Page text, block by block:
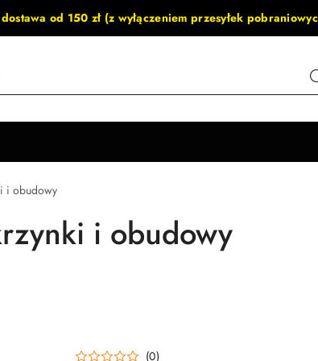
od 150 zł (z wyłączeniem przesyłek
i obudowy
i obudowy
(0)